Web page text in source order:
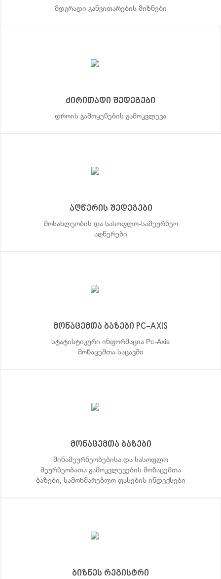
მდგრადი განვითარების მიზნები
ძირითადი შედეგები
დროის გამოყენების გამოკვლევა
აღწერის შედეგები
მოსახლეობის და სასოფლო-სამეურნეო
აღწერები
მონაცემთა ბაზები PC-AXIS
სტატისტიკური ინფორმაცია Pc-Axis
მონაცემთა საცავში
მონაცემთა ბაზები
შინამეურნეობებისა და სასოფლო
მეურნეობათა გამოკვლევების მონაცემთა
ბაზები, სამოხმარებლო ფასების ინდექსები
ბიზნეს რეგისტრი